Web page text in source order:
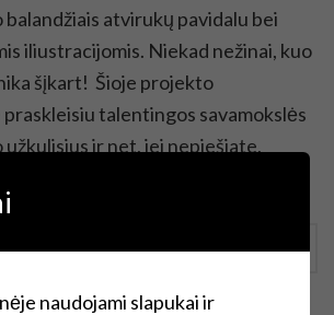
balandžiais atvirukų pavidalu bei
iliustracijomis. Niekad nežinai, kuo
šįkart! Šioje projekto
praskleisiu talentingos savamokslės
ir net, jei nepiešiate,
tapti jūsų […]
Continue Reading
naudojami slapukai ir